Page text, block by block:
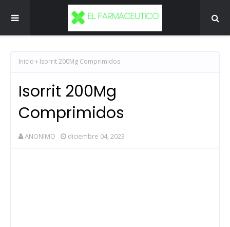
Inicio Isorrit 200Mg Comprimidos
Isorrit 200Mg
Comprimidos
ANONIMO diciembre 04, 2023